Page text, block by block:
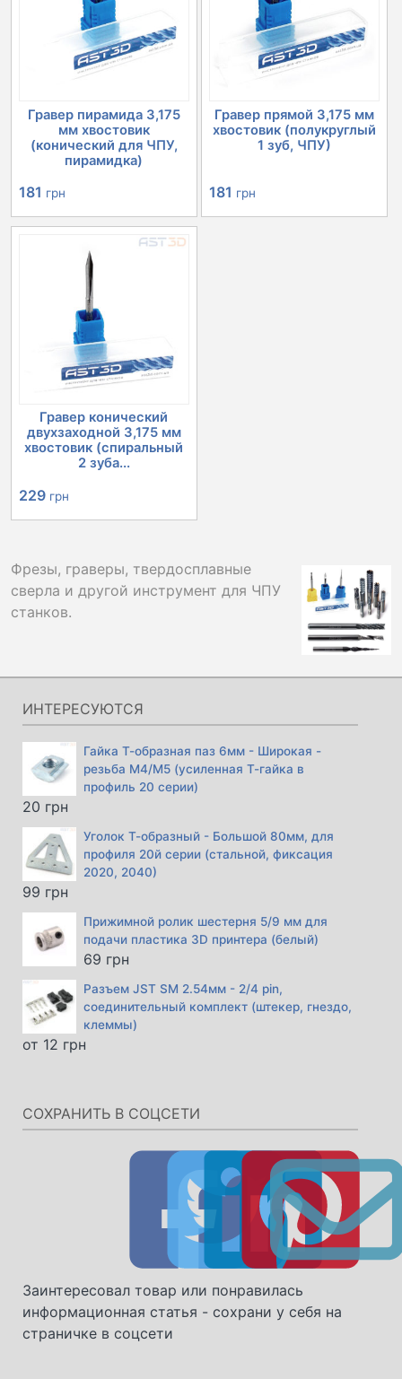
Гравер пирамида 3,175
мм хвостовик
(конический для ЧПУ,
пирамидка)
181 грн
Гравер прямой 3,175 мм
хвостовик (полукруглый
1 зуб, ЧПУ)
181 грн
Гравер конический
двухзаходной 3,175 мм
хвостовик (спиральный
2 зуба...
229 грн
Фрезы, граверы, твердосплавные
сверла и другой инструмент для ЧПУ
станков.
ИНТЕРЕСУЮТСЯ
Гайка Т-образная паз 6мм - Широкая -
резьба М4/М5 (усиленная Т-гайка в
профиль 20 серии)
20 грн
Уголок Т-образный - Большой 80мм, для
профиля 20й серии (стальной, фиксация
2020, 2040)
99 грн
Прижимной ролик шестерня 5/9 мм для
подачи пластика 3D принтера (белый)
69 грн
Разъем JST SM 2.54мм - 2/4 pin,
соединительный комплект (штекер, гнездо,
клеммы)
от 12 грн
СОХРАНИТЬ В СОЦСЕТИ
Заинтересовал товар или понравилась
информационная статья - сохрани у себя на
страничке в соцсети